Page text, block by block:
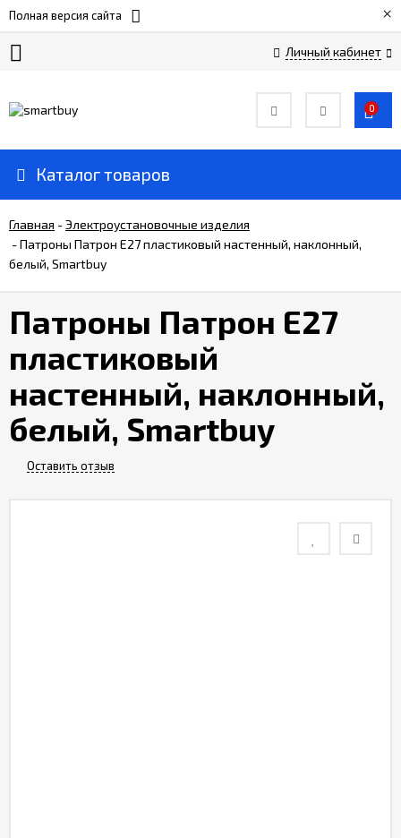
Полная версия сайта ×
Личный кабинет
Прайс-
Доставка
и
оплата
Контакты
0
Каталог товаров
Главная -Электроустановочные изделия
-Патроны Патрон Е27 пластиковый настенный, наклонный,
белый, Smartbuy
Патроны Патрон Е27
пластиковый
настенный, наклонный,
белый, Smartbuy
Оставить отзыв